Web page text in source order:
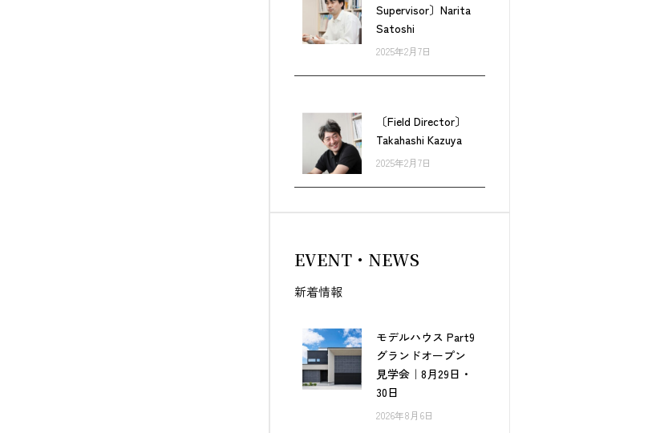
Supervisor〕Narita
Satoshi
2025年2月7日
〔Field Director〕
Takahashi Kazuya
2025年2月7日
EVENT・NEWS
新着情報
モデルハウス Part9
グランドオープン
見学会｜8月29日・
30日
2026年8月6日